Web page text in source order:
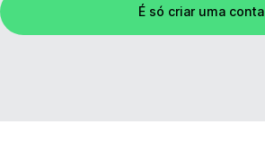
É só criar uma conta